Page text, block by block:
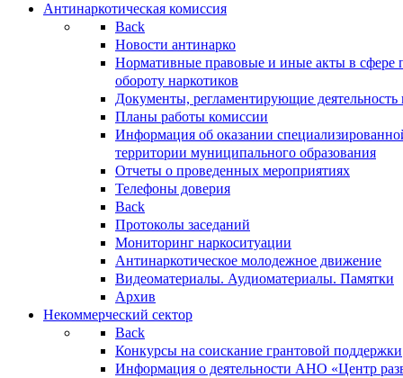
Антинаркотическая комиссия
Back
Новости антинарко
Нормативные правовые и иные акты в сфере
обороту наркотиков
Документы, регламентирующие деятельность
Планы работы комиссии
Информация об оказании
территории муниципального образования
Отчеты о проведенных мероприятиях
Телефоны доверия
Back
Протоколы заседаний
Мониторинг наркоситуации
Антинаркотическое молодежное движение
Видеоматериалы. Аудиоматериалы. Памятки
Архив
Некоммерческий сектор
Back
Конкурсы на соискание грантовой поддержки
Информация о деятельности АНО «Центр